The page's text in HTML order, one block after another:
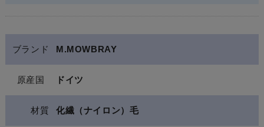
ブランド M.MOWBRAY
原産国 ドイツ
材質 化繊（ナイロン）毛